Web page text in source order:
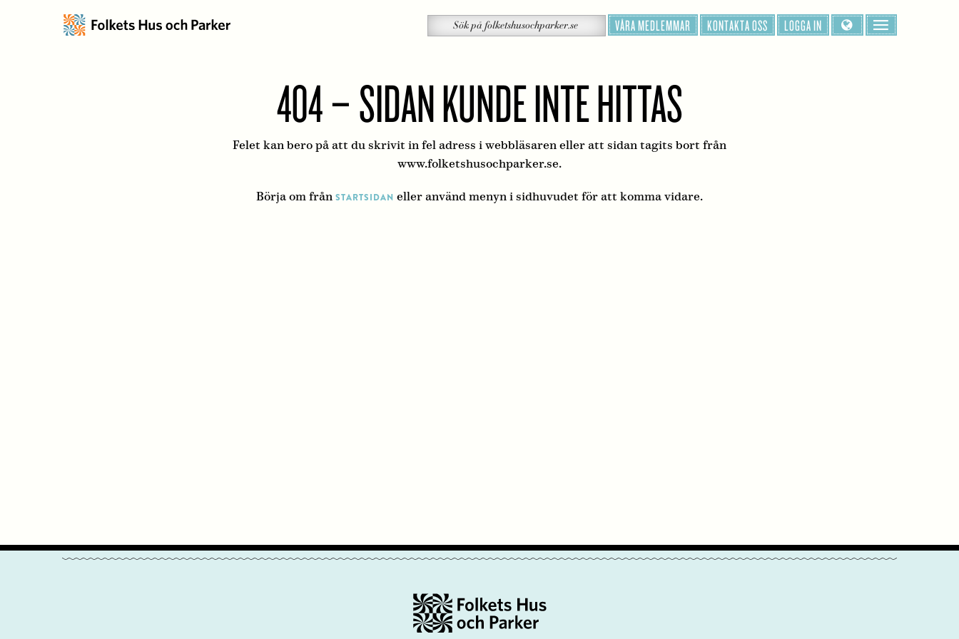
på
Sök VÅRA MEDLEMMAR KONTAKTA OSS LOGGA IN
404 – SIDAN KUNDE INTE HITTAS
Felet kan bero på att du skrivit in fel adress i webbläsaren eller att sidan tagits bort från
www.folketshusochparker.se.
Börja om från STARTSIDAN eller använd menyn i sidhuvudet för att komma vidare.